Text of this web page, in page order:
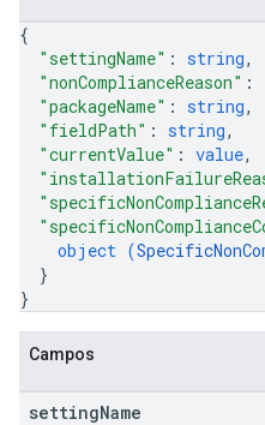
{
"settingName" : string,
"nonComplianceReason" :
"packageName" : string,
"fieldPath" : string,
"currentValue" : value,
object (
}
}
Campos
settingName